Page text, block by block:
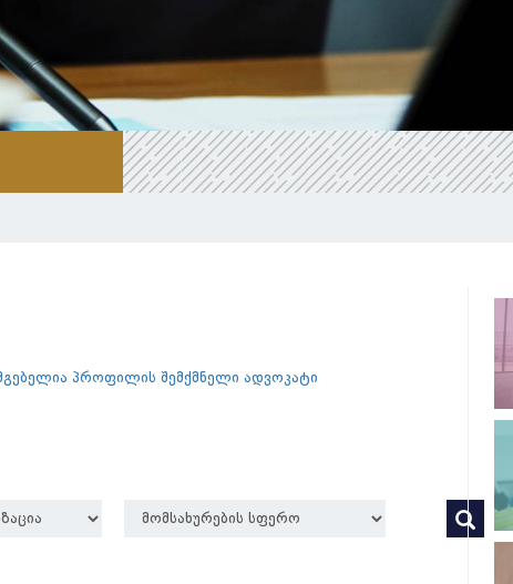
პროფილის შემქმნელი ადვოკატი